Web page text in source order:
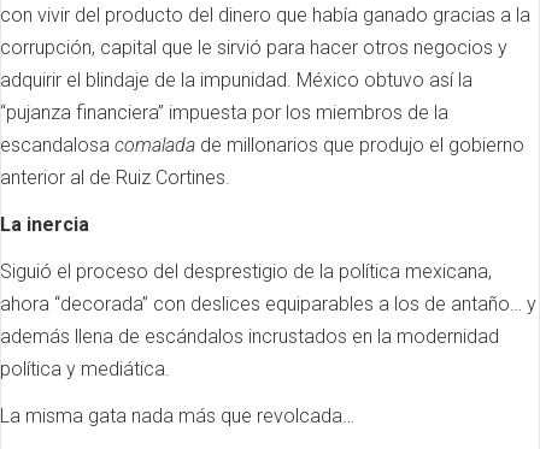
con vivir del producto del dinero que había ganado gracias a la
corrupción, capital que le sirvió para hacer otros negocios y
adquirir el blindaje de la impunidad. México obtuvo así la
“pujanza financiera” impuesta por los miembros de la
escandalosa comalada de millonarios que produjo el gobierno
anterior al de Ruiz Cortines.
La inercia
Siguió el proceso del desprestigio de la política mexicana,
ahora “decorada” con deslices equiparables a los de antaño… y
además llena de escándalos incrustados en la modernidad
política y mediática.
La misma gata nada más que revolcada…